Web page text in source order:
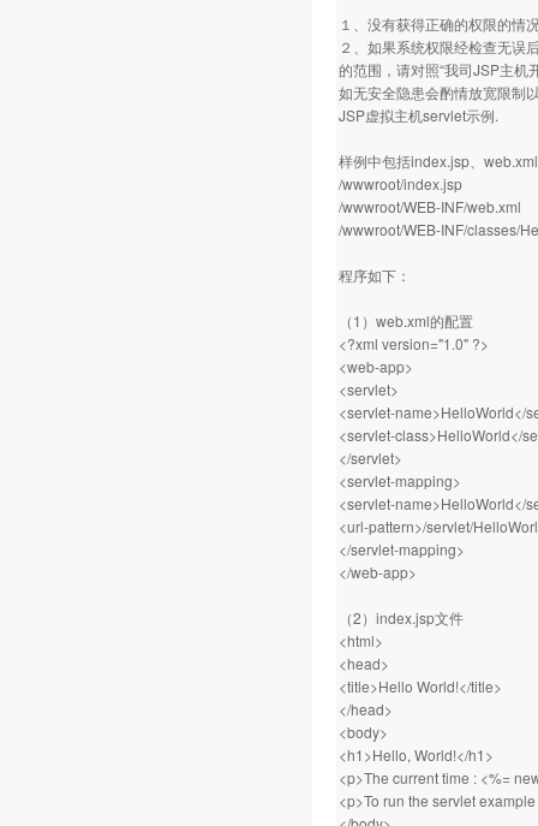
１、没有获得正确的权限的情
２、如果系统权限经检查无误
的范围，请对照“我司JSP主机
如无安全隐患会酌情放宽限制
JSP虚拟主机servlet示例.
样例中包括index.jsp、
/wwwroot/index.jsp
/wwwroot/WEB-INF/web.xml
/wwwroot/WEB-INF/classes/
程序如下：
（1）web.xml的配置
<?xml version="1.0" ?>
<web-app>
<servlet>
<servlet-name>HelloWorld</
<servlet-class>HelloWorld</
</servlet>
<servlet-mapping>
<servlet-name>HelloWorld</
<url-pattern>/servlet/
</servlet-mapping>
</web-app>
（2）index.jsp文件
<html>
<head>
<title>Hello World!</title>
</head>
<body>
<h1>Hello, World!</h1>
<p>The current time : <%=
<p>To run the servlet